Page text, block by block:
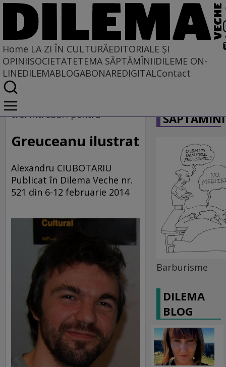
Home LA ZI ÎN CULTURĂEDITORIALE ȘI
OPINIISOCIETATETEMA SĂPTĂMÎNIIDILEME ON-
LINEDILEMABLOGABONAREDIGITALContact
Home
La zi în cultură
trei întrebări pentru
Greuceanu ilustrat
Alexandru CIUBOTARIU
Publicat în Dilema Veche nr.
521 din 6-12 februarie 2014
Barburisme
DILEMA
BLOG